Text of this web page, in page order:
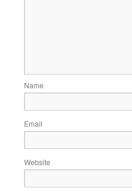
Name
Email
Website